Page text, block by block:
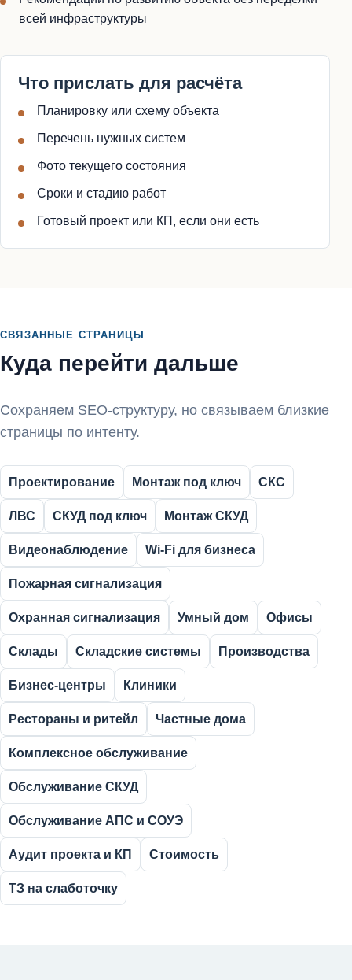
всей инфраструктуры
Что прислать для расчёта
Планировку или схему объекта
Перечень нужных систем
Фото текущего состояния
Сроки и стадию работ
Готовый проект или КП, если они есть
СВЯЗАННЫЕ СТРАНИЦЫ
Куда перейти дальше
Сохраняем SEO-структуру, но связываем близкие
страницы по интенту.
Проектирование Монтаж под ключ СКС
ЛВС СКУД под ключ Монтаж СКУД
Видеонаблюдение Wi-Fi для бизнеса
Пожарная сигнализация
Охранная сигнализация Умный дом Офисы
Склады Складские системы Производства
Бизнес-центры Клиники
Рестораны и ритейл Частные дома
Комплексное обслуживание
Обслуживание СКУД
Обслуживание АПС и СОУЭ
Аудит проекта и КП Стоимость
ТЗ на слаботочку